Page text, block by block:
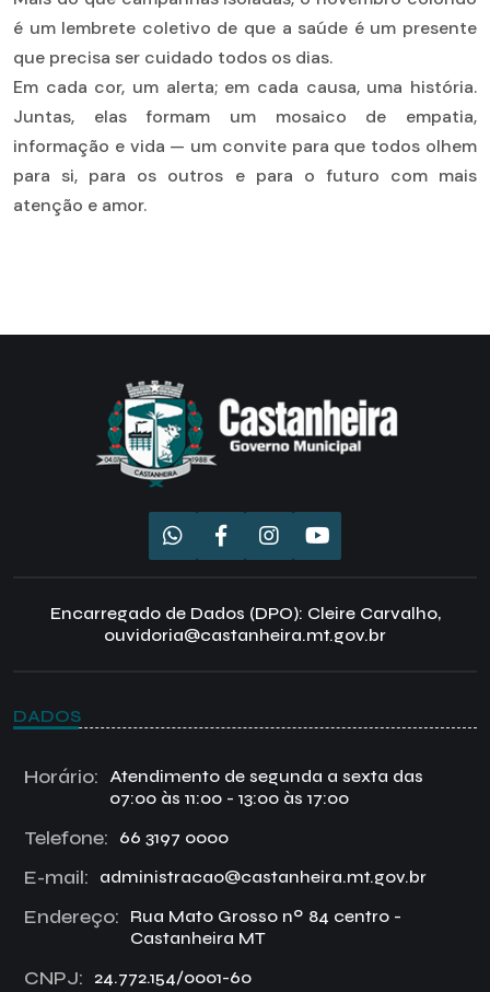
é um lembrete coletivo de que a saúde é um presente
que precisa ser cuidado todos os dias.
Em cada cor, um alerta; em cada causa, uma história.
Juntas, elas formam um mosaico de empatia,
informação e vida — um convite para que todos olhem
para si, para os outros e para o futuro com mais
atenção e amor.
Encarregado de Dados (DPO): Cleire Carvalho,
ouvidoria@castanheira.mt.gov.br
DADOS
Horário:
Atendimento de segunda a sexta das
07:00 às 11:00 - 13:00 às 17:00
Telefone: 66 3197 0000
E-mail: administracao@castanheira.mt.gov.br
Endereço:
Rua Mato Grosso nº 84 centro -
Castanheira MT
CNPJ: 24.772.154/0001-60